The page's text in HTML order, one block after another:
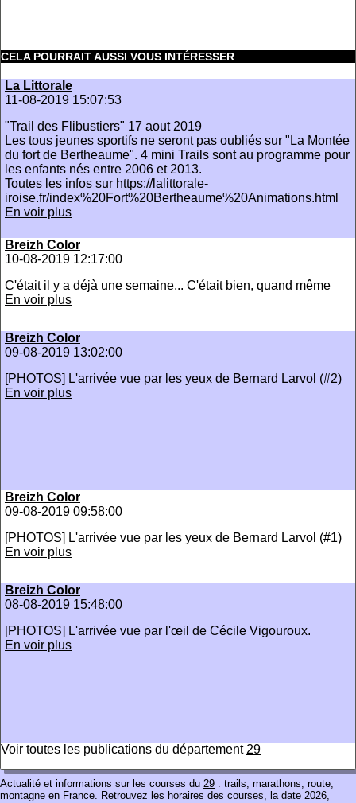
CELA POURRAIT AUSSI VOUS INTÉRESSER
La Littorale
11-08-2019 15:07:53
"Trail des Flibustiers" 17 aout 2019
Les tous jeunes sportifs ne seront pas oubliés sur "La Montée
du fort de Bertheaume". 4 mini Trails sont au programme pour
les enfants nés entre 2006 et 2013.
Toutes les infos sur https://lalittorale-
iroise.fr/index%20Fort%20Bertheaume%20Animations.html
En voir plus
Breizh Color
10-08-2019 12:17:00
C'était il y a déjà une semaine... C'était bien, quand même
En voir plus
Breizh Color
09-08-2019 13:02:00
[PHOTOS] L'arrivée vue par les yeux de Bernard Larvol (#2)
En voir plus
Breizh Color
09-08-2019 09:58:00
[PHOTOS] L'arrivée vue par les yeux de Bernard Larvol (#1)
En voir plus
Breizh Color
08-08-2019 15:48:00
[PHOTOS] L'arrivée vue par l'œil de Cécile Vigouroux.
En voir plus
Voir toutes les publications du département 29
Actualité et informations sur les courses du 29 : trails, marathons, route,
montagne en France. Retrouvez les horaires des courses, la date 2026,